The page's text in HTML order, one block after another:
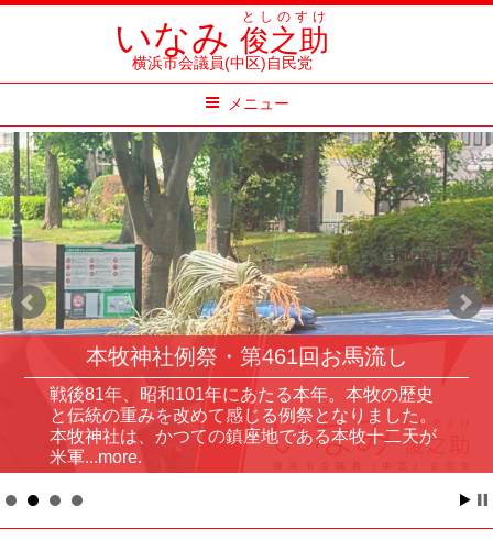
ツ
へ
ス
キ
ッ
プ
いなみ俊之助
としのすけ
横浜市会議員(中区)自民党
メニュー
本牧神社例祭・第461回お馬流し
戦後81年、昭和101年にあたる本年。本牧の歴史
と伝統の重みを改めて感じる例祭となりました。
本牧神社は、かつての鎮座地である本牧十二天が
米軍...more.